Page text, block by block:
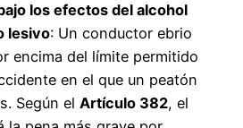
los efectos del alcohol
lesivo: Un conductor ebrio
encima del límite permitido
en el que un peatón
Según el Artículo 382, el